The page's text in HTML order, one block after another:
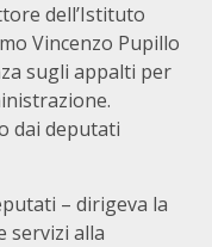
dell’Istituto
Vincenzo Pupillo
sugli appalti per
dai deputati
– dirigeva la
servizi alla